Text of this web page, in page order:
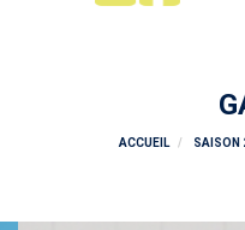
ACCUEIL SAISON